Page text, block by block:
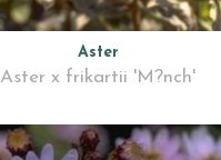
Aster
Aster x frikartii 'M?nch'